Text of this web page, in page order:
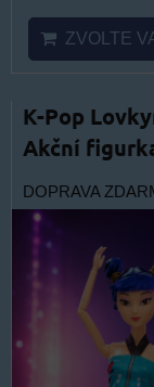
ZVOLTE
K-Pop
Akční
DOPRAVA